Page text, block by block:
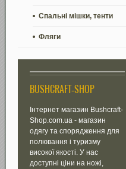
Спальні мішки, тенти
Фляги
BUSHCRAFT-SHOP
Інтернет магазин Bushcraft-
Shop.com.ua - магазин
одягу та спорядження для
полювання і туризму
високої якості. У нас
доступні ціни на ножі,